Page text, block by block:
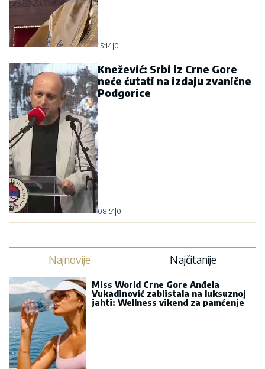
15:14 0
Knežević: Srbi iz Crne Gore
neće ćutati na izdaju zvanične
Podgorice
08:51 0
Najnovije Najčitanije
Miss World Crne Gore Anđela
Vukadinović zablistala na luksuznoj
jahti: Wellness vikend za pamćenje